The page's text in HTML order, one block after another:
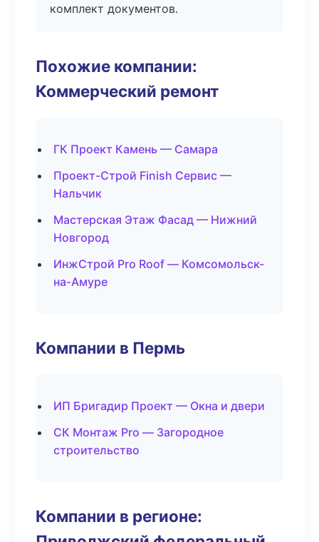
комплект документов.
Похожие компании:
Коммерческий ремонт
ГК Проект Камень — Самара
Проект-Строй Finish Сервис —
Нальчик
Мастерская Этаж Фасад — Нижний
Новгород
ИнжСтрой Pro Roof — Комсомольск-
на-Амуре
Компании в Пермь
ИП Бригадир Проект — Окна и двери
СК Монтаж Pro — Загородное
строительство
Компании в регионе: